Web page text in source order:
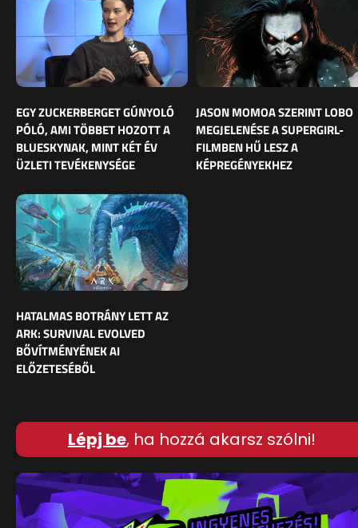
EGY ZUCKERBERGET GÚNYOLÓ
PÓLÓ, AMI TÖBBET HOZOTT A
BLUESKYNAK, MINT KÉT ÉV
ÜZLETI TEVÉKENYSÉGE
JASON MOMOA SZERINT LOBO
MEGJELENÉSE A SUPERGIRL-
FILMBEN HŰ LESZ A
KÉPREGÉNYEKHEZ
HATALMAS BOTRÁNY LETT AZ
ARK: SURVIVAL EVOLVED
BŐVÍTMÉNYÉNEK AI
ELŐZETESÉBŐL
Lépj be, ha hozzá akarsz szólni!